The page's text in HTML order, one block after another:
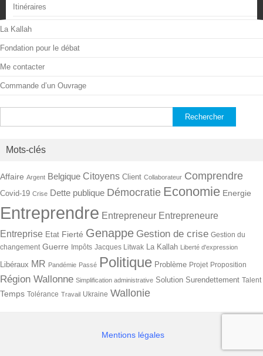
Itinéraires
La Kallah
Fondation pour le débat
Me contacter
Commande d’un Ouvrage
Mots-clés
Affaire Argent Belgique Citoyens Client Collaborateur Comprendre
Covid-19 Crise Dette publique Démocratie Economie Energie
Entreprendre Entrepreneur Entrepreneure
Entreprise Etat Fierté Genappe Gestion de crise Gestion du
changement Guerre Impôts Jacques Litwak La Kallah Liberté d'expression
Libéraux MR Pandémie Passé Politique Problème Projet Proposition
Région Wallonne Simplification administrative Solution Surendettement Talent
Temps Tolérance Travail Ukraine Wallonie
Mentions légales